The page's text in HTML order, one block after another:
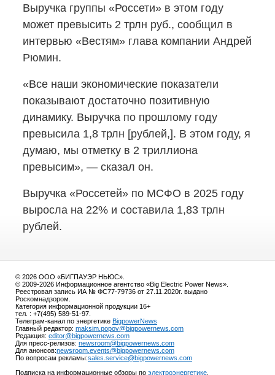
Выручка группы «Россети» в этом году
может превысить 2 трлн руб., сообщил в
интервью «Вестям» глава компании Андрей
Рюмин.
«Все наши экономические показатели
показывают достаточно позитивную
динамику. Выручка по прошлому году
превысила 1,8 трлн [рублей,]. В этом году, я
думаю, мы отметку в 2 триллиона
превысим», — сказал он.
Выручка «Россетей» по МСФО в 2025 году
выросла на 22% и составила 1,83 трлн
рублей.
© 2026 ООО «БИГПАУЭР НЬЮС».
© 2009-2026 Информационное агентство «Big Electric Power News».
Реестровая запись ИА № ФС77-79736 от 27.11.2020г. выдано
Роскомнадзором.
Категория информационной продукции 16+
тел. : +7(495) 589-51-97.
Телеграм-канал по энергетике BigpowerNews
Главный редактор: maksim.popov@bigpowernews.com
Редакция: editor@bigpowernews.com
Для пресс-релизов: newsroom@bigpowernews.com
Для анонсов:newsroom.events@bigpowernews.com
По вопросам рекламы:sales.service@bigpowernews.com
Подписка на информационные обзоры по электроэнергетике